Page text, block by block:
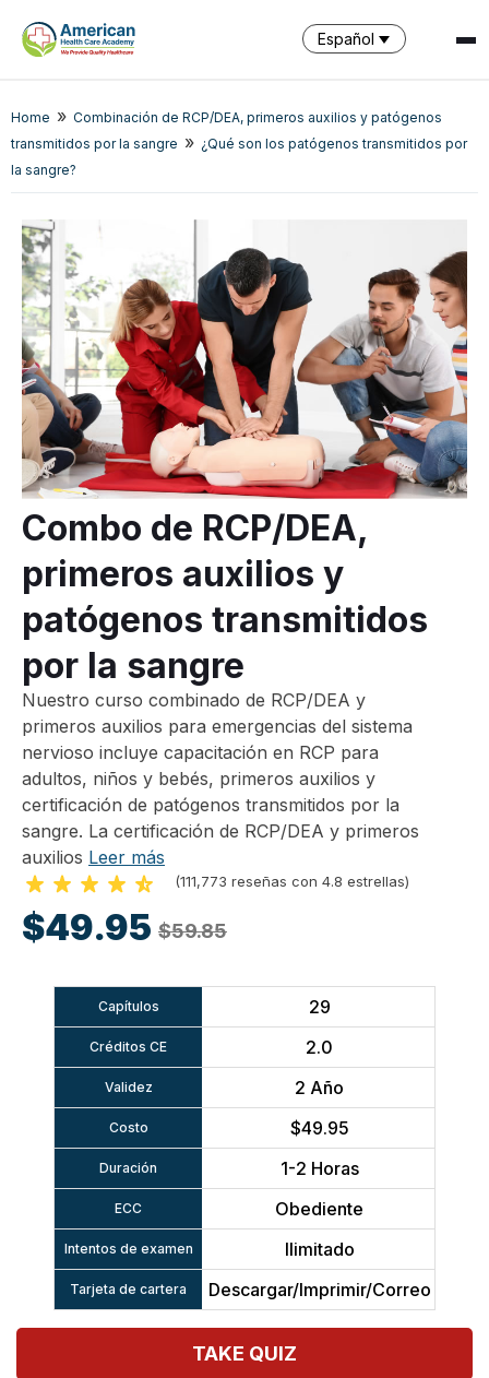
Español
Home » Combinación de RCP/DEA, primeros auxilios y patógenos
transmitidos por la sangre » ¿Qué son los patógenos transmitidos por
la sangre?
Combo de RCP/DEA,
primeros auxilios y
patógenos transmitidos
por la sangre
Nuestro curso combinado de RCP/DEA y
primeros auxilios para emergencias del sistema
nervioso incluye capacitación en RCP para
adultos, niños y bebés, primeros auxilios y
certificación de patógenos transmitidos por la
sangre. La certificación de RCP/DEA y primeros
auxilios Leer más
(111,773 reseñas con 4.8 estrellas)
$49.95 $59.85
Capítulos 29
Créditos CE 2.0
Validez 2 Año
Costo $49.95
Duración 1-2 Horas
ECC Obediente
Intentos de examen Ilimitado
Tarjeta de cartera Descargar/Imprimir/Correo
TAKE QUIZ
SPARK
AI Assistant · AHCA